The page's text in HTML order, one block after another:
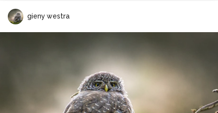
gieny westra